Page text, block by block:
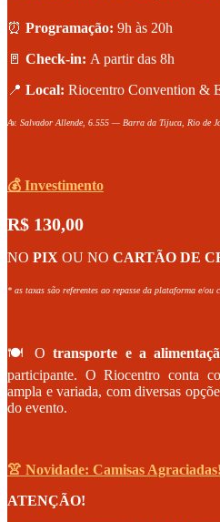
⏰ Programação: 9h às 20h
🚪 Check-in: A partir das 8h
📍 Local: Riocentro Convention &
Av. Salvador Allende, 6.555 — Barra da Tijuca, Rio de
💰 Investimento
R$ 130,00
NO PIX OU NO CARTÃO DE
* as taxas são referentes ao repasse da plataforma e/ou
🍽️ Otransporte e a
participante. O Riocentro conta
ampla e variada, com diversas
do evento.
👚 Novidade: Camisas Agraciadas!
ATENÇÃO!